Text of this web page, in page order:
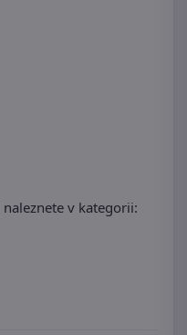
naleznete v kategorii: